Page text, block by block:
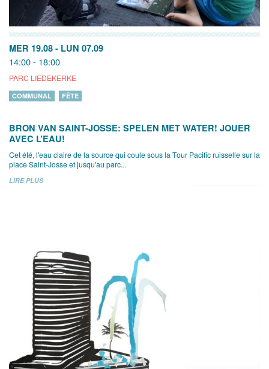
MER 19.08 - LUN 07.09
14:00 - 18:00
PARC LIEDEKERKE
COMMUNAL FÊTE
BRON VAN SAINT-JOSSE: SPELEN MET WATER! JOUER
AVEC L’EAU!
Cet été, l'eau claire de la source qui coule sous la Tour Pacific ruisselle sur la
place Saint-Josse et jusqu'au parc...
LIRE PLUS